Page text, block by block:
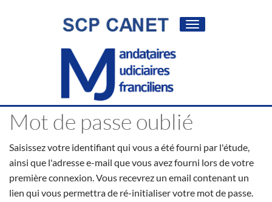
Toggle
Mot de passe oublié
Saisissez votre identifiant qui vous a été fourni par l'étude,
ainsi que l'adresse e-mail que vous avez fourni lors de votre
première connexion. Vous recevrez un email contenant un
lien qui vous permettra de ré-initialiser votre mot de passe.